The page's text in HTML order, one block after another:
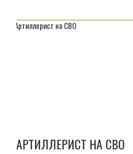
АРТИЛЛЕРИСТ НА СВО